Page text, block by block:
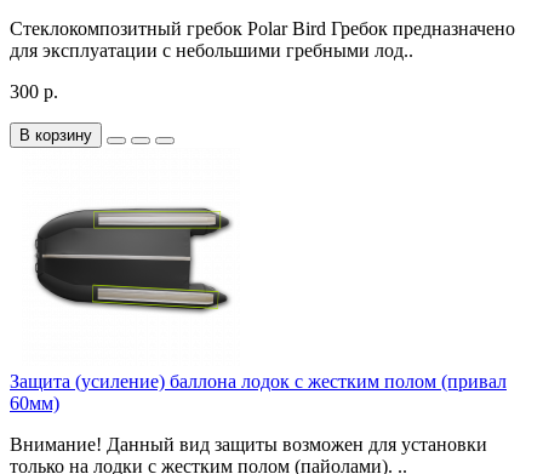
Стеклокомпозитный гребок Polar Bird Гребок предназначено
для эксплуатации с небольшими гребными лод..
300 р.
В корзину
Защита (усиление) баллона лодок с жестким полом (привал
60мм)
Внимание! Данный вид защиты возможен для установки
только на лодки с жестким полом (пайолами). ..